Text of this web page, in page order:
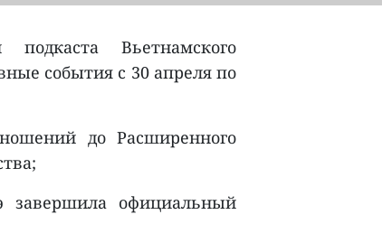
Вьетнамского
события с 30 апреля по
до Расширенного
завершила официальный